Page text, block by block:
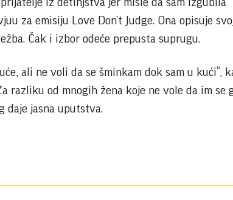
iz detinjstva jer misle da sam izgubila
za emisiju Love Don’t Judge. Ona opisuje
Čak i izbor odeće prepusta suprugu.
ali ne voli da se šminkam dok sam u kući“,
razliku od mnogih žena koje ne vole da im se
daje jasna uputstva.